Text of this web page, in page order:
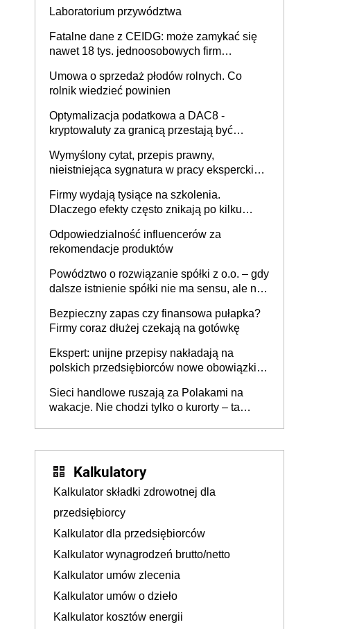
Laboratorium przywództwa
Fatalne dane z CEIDG: może zamykać się
nawet 18 tys. jednoosobowych firm
Umowa o sprzedaż płodów rolnych. Co
rolnik wiedzieć powinien
Optymalizacja podatkowa a DAC8 -
kryptowaluty za granicą przestają być
Wymyślony cytat, przepis prawny,
nieistniejąca sygnatura w pracy eksperckiej -
firmie
Firmy wydają tysiące na szkolenia.
Dlaczego efekty często znikają po kilku
Odpowiedzialność influencerów za
rekomendacje produktów
Powództwo o rozwiązanie spółki z o.o. – gdy
dalsze istnienie spółki nie ma sensu, ale nie
Bezpieczny zapas czy finansowa pułapka?
Firmy coraz dłużej czekają na gotówkę
Ekspert: unijne przepisy nakładają na
polskich przedsiębiorców nowe obowiązki w
Sieci handlowe ruszają za Polakami na
wakacje. Nie chodzi tylko o kurorty – ta
Kalkulatory
Kalkulator składki zdrowotnej dla
przedsiębiorcy
Kalkulator dla przedsiębiorców
Kalkulator wynagrodzeń brutto/netto
Kalkulator umów zlecenia
Kalkulator umów o dzieło
Kalkulator kosztów energii